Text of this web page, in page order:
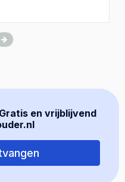
en vrijblijvend